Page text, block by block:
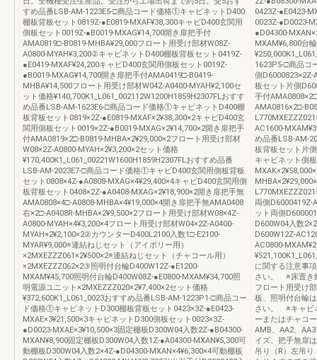
すめ品番LSB-AM-1223E5-□商品コード価格①キャビネットD400
棚板背板セット0819Z-●E0819-MXAF¥38,300キャビD400玄関用
側板セット0019Z-●B0019-MXAG¥14,700開き扉把手付
AMA0819□-B0819-MHBA¥29,000フロート用受け部材W08Z-
A0800-MYAH¥3,200②キャビネットD400棚板背板セット0419Z-
●E0419-MXAF¥24,200キャビD400玄関用側板セット0019Z-
●B0019-MXAG¥14,700開き扉把手付AMA0419□-B0419-
MHBA¥14,500フロート用受け部材W04Z-A0400-MYAH¥2,100セ
ット価格¥140,700K1_L061_002112W1200H1859H2307FLおすす
め品番LSB-AM-1623E6-□商品コード価格①キャビネットD400棚
板背板セット0819×2Z-●E0819-MXAF×2¥38,300×2キャビD400玄
関用側板セット0019×2Z-●B0019-MXAG×2¥14,700×2開き扉把手
付AMA0819×2□-B0819-MHBA×2¥29,000×2フロート用受け部材
W08×2Z-A0800-MYAH×2¥3,200×2セット価格
¥170,400K1_L061_00221W1600H1859H2307FLおすすめ品番
LSB-AM-2023E7-□商品コード価格①キャビD400玄関用側板背板
セット0808×4Z-●A0808-MXAG×4¥29,400×4キャビD400玄関用側
板背板セット0408×2Z-●A0408-MXAG×2¥18,900×2開き扉把手無
AMA0808×4□-A0808-MHBA×4¥19,000×4開き扉把手無AMA0408
右×2□-A0408R-MHBA×2¥9,500×2フロート用受け部材W08×4Z-
A0800-MYAH×4¥3,200×4フロート用受け部材W04×2Z-A0400-
MYAH×2¥2,100×2②カウンターD400L2100入数1□-E2100-
MYAR¥9,000※連結ねじセット（アイボリー用）
×2MXEZZZ061×2¥500×2※連結ねじセット（チャコール用）
×2MXEZZZ062×2③照明付台輪D400W12Z-●E1200-
MXAM¥45,700照明付台輪D400W08Z-●E0800-MXAM¥34,700照
明電源ユニット×2MXEZZZ020×2¥7,400×2セット価格
¥372,600K1_L061_0023おすすめ品番LSB-AM-1223P1-□商品コー
ド価格①キャビネットD300棚板背板セット0423×3Z-●E0423-
MXAE×3¥21,500×3キャビネットD300側板セット0023×3Z-
●D0023-MXAE×3¥10,500×3固定棚板D300W04入数2Z-●B04300-
MXAN¥8,900固定棚板D300W04入数1Z-●A04300-MXAN¥5,300可
動棚板D300W04入数2×4Z-●D04300-MXAN×4¥6,300×4可動棚板
0423Z-●E0423-
0023Z-●D0023-
●D04300-
MXAM¥6,800台
1623P5-□商品コ
側D6000823×2Z-
板セット片側
手付
AMA0816×2□-
AC1600-
め品番LSB-AM-
板背板セット片
キャビネット側
両側D6000419Z-
ット両側
D600W04入数
D600W12Z-
AC0800-
に関する注意事
さい。 ※床置き
フロート用受
板、照明付台輪
さい。 ※キャビ
ーまたはチャコ
AMB、AA2、
イズ、把手無扉
吊り（R）左吊